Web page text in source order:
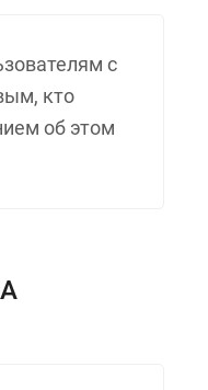
с
кто
об этом